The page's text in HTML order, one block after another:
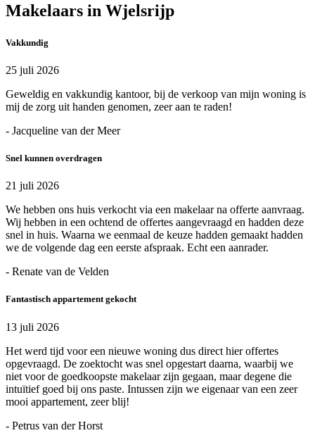
Makelaars in Wjelsrijp
Vakkundig
25 juli 2026
Geweldig en vakkundig kantoor, bij de verkoop van mijn woning is
mij de zorg uit handen genomen, zeer aan te raden!
- Jacqueline van der Meer
Snel kunnen overdragen
21 juli 2026
We hebben ons huis verkocht via een makelaar na offerte aanvraag.
Wij hebben in een ochtend de offertes aangevraagd en hadden deze
snel in huis. Waarna we eenmaal de keuze hadden gemaakt hadden
we de volgende dag een eerste afspraak. Echt een aanrader.
- Renate van de Velden
Fantastisch appartement gekocht
13 juli 2026
Het werd tijd voor een nieuwe woning dus direct hier offertes
opgevraagd. De zoektocht was snel opgestart daarna, waarbij we
niet voor de goedkoopste makelaar zijn gegaan, maar degene die
intuïtief goed bij ons paste. Intussen zijn we eigenaar van een zeer
mooi appartement, zeer blij!
- Petrus van der Horst